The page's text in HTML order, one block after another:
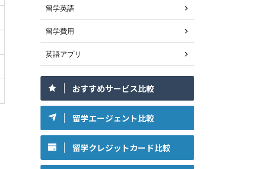
留学英語
留学費用
英語アプリ
おすすめサービス比較
留学エージェント比較
留学クレジットカード比較